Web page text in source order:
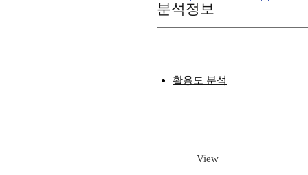
분석정보
활용도 분석
View